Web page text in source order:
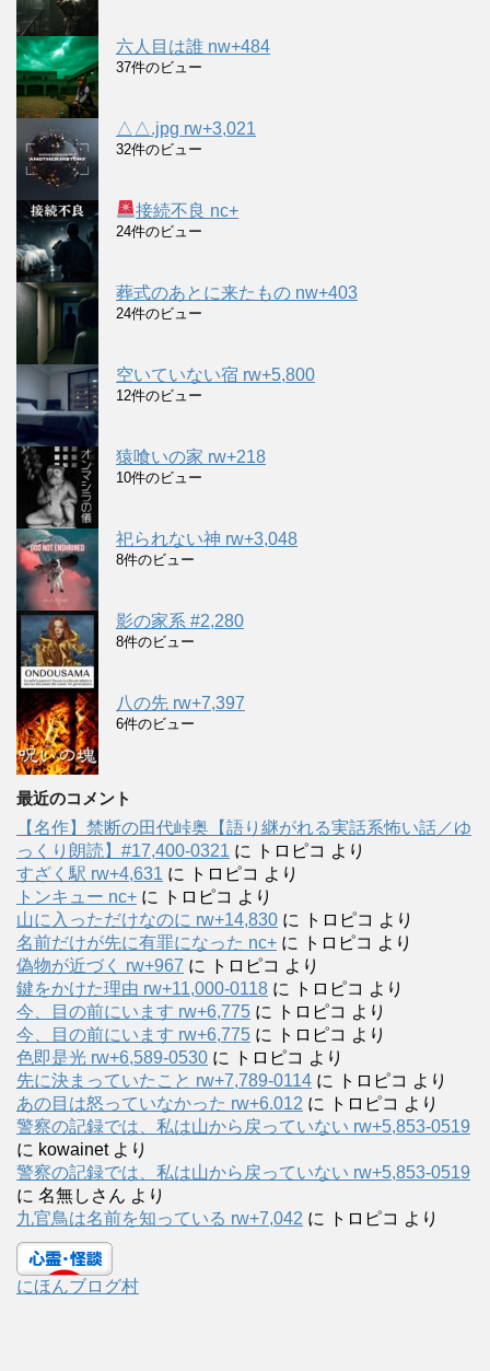
六人目は誰 nw+484
37件のビュー
△△.jpg rw+3,021
32件のビュー
接続不良 nc+
24件のビュー
葬式のあとに来たもの nw+403
24件のビュー
空いていない宿 rw+5,800
12件のビュー
猿喰いの家 rw+218
10件のビュー
祀られない神 rw+3,048
8件のビュー
影の家系 #2,280
8件のビュー
八の先 rw+7,397
6件のビュー
最近のコメント
【名作】禁断の田代峠奥【語り継がれる実話系怖い話／ゆ
っくり朗読】#17,400-0321 に トロピコ より
すざく駅 rw+4,631 に トロピコ より
トンキュー nc+ に トロピコ より
山に入っただけなのに rw+14,830 に トロピコ より
名前だけが先に有罪になった nc+ に トロピコ より
偽物が近づく rw+967 に トロピコ より
鍵をかけた理由 rw+11,000-0118 に トロピコ より
今、目の前にいます rw+6,775 に トロピコ より
今、目の前にいます rw+6,775 に トロピコ より
色即是光 rw+6,589-0530 に トロピコ より
先に決まっていたこと rw+7,789-0114 に トロピコ より
あの目は怒っていなかった rw+6.012 に トロピコ より
警察の記録では、私は山から戻っていない rw+5,853-0519
に kowainetより
警察の記録では、私は山から戻っていない rw+5,853-0519
に 名無しさん より
九官鳥は名前を知っている rw+7,042 に トロピコ より
にほんブログ村